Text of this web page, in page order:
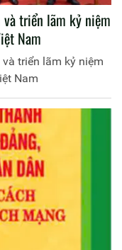
và triển lãm kỷ niệm
Nam
triển lãm kỷ niệm
Nam